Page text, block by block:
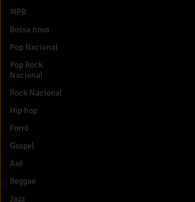
MPB
Bossa nova
Pop Nacional
Pop Rock
Nacional
Rock Nacional
Hip hop
Forró
Gospel
Axé
Reggae
Jazz